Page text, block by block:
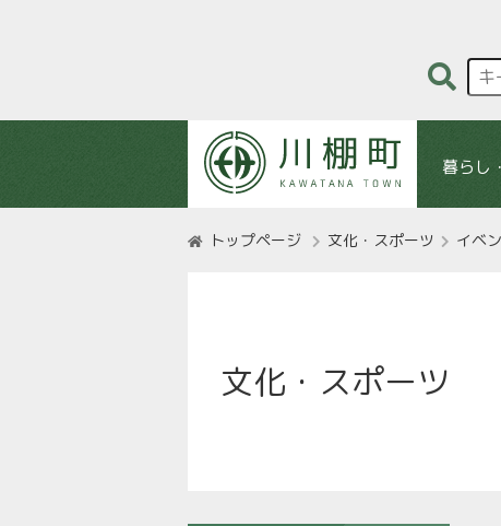
暮らし
トップページ 文化・スポーツ イベ
文化・スポーツ